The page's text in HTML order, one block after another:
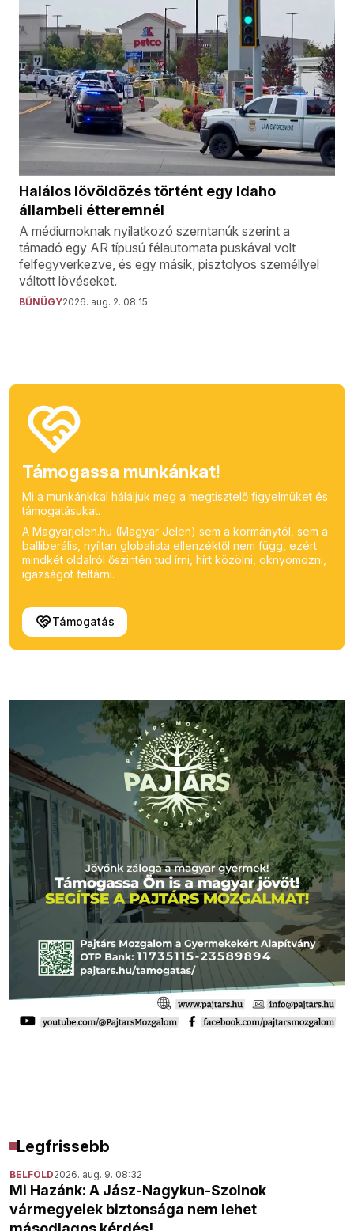
Halálos lövöldözés történt egy Idaho
állambeli étteremnél
A médiumoknak nyilatkozó szemtanúk szerint a
támadó egy AR típusú félautomata puskával volt
felfegyverkezve, és egy másik, pisztolyos személlyel
váltott lövéseket.
BŰNÜGY2026. aug. 2. 08:15
Támogassa munkánkat!
Mi a munkánkkal háláljuk meg a megtisztelő figyelmüket és
támogatásukat.
A Magyarjelen.hu (Magyar Jelen) sem a kormánytól, sem a
balliberális, nyíltan globalista ellenzéktől nem függ, ezért
mindkét oldalról őszintén tud írni, hírt közölni, oknyomozni,
igazságot feltárni.
Támogatás
Legfrissebb
BELFÖLD2026. aug. 9. 08:32
Mi Hazánk: A Jász-Nagykun-Szolnok
vármegyeiek biztonsága nem lehet